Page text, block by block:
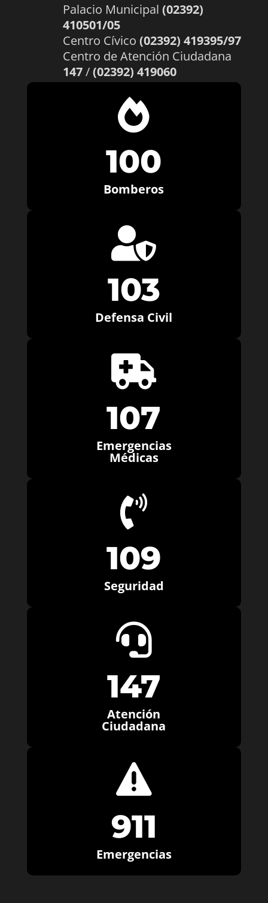
Palacio Municipal (02392)
410501/05
Centro Cívico (02392) 419395/97
Centro de Atención Ciudadana
147/(02392) 419060

100
Bomberos

103
Defensa Civil

107
Emergencias
Médicas

109
Seguridad

147
Atención
Ciudadana

911
Emergencias